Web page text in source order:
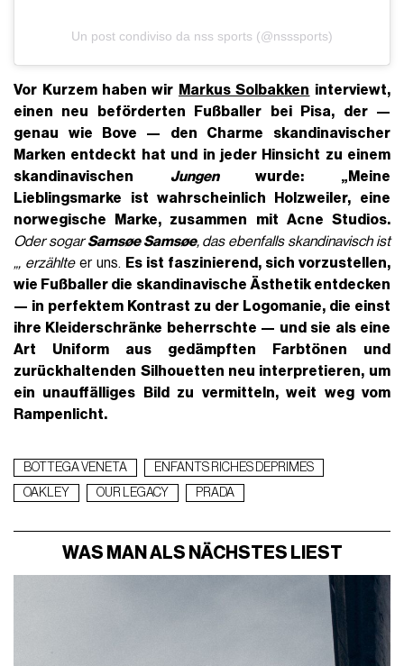
Un post condiviso da nss sports (@nsssports)
Vor Kurzem haben wir Markus Solbakken interviewt,
einen neu beförderten Fußballer bei Pisa, der —
genau wie Bove — den Charme skandinavischer
Marken entdeckt hat und in jeder Hinsicht zu einem
skandinavischen Jungenwurde: „Meine
Lieblingsmarke ist wahrscheinlich Holzweiler, eine
norwegische Marke, zusammen mit Acne Studios.
Oder sogarSamsøe Samsøe, das ebenfalls skandinavisch ist
„, erzählteer uns. Es ist faszinierend, sich vorzustellen,
wie Fußballer die skandinavische Ästhetik entdecken
— in perfektem Kontrast zu der Logomanie, die einst
ihre Kleiderschränke beherrschte — und sie als eine
Art Uniform aus gedämpften Farbtönen und
zurückhaltenden Silhouetten neu interpretieren, um
ein unauffälliges Bild zu vermitteln, weit weg vom
Rampenlicht.
BOTTEGA VENETA
ENFANTS RICHES DEPRIMES
OAKLEY
OUR LEGACY PRADA
WAS MAN ALS NÄCHSTES LIEST